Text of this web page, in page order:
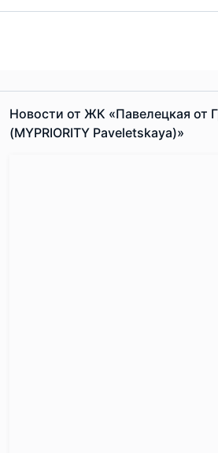
правилами публикации
Новости от ЖК «Павелецкая от
(MYPRIORITY Paveletskaya)»